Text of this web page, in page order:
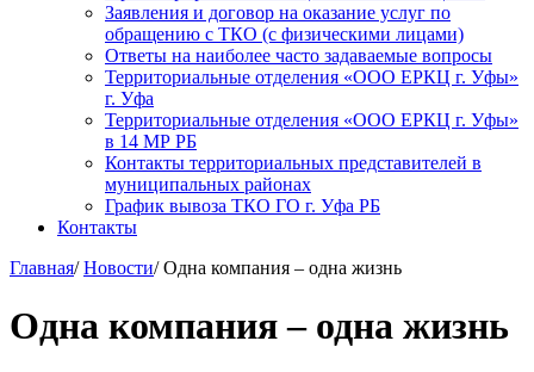
Заявления и договор на оказание услуг по
обращению с ТКО (с физическими лицами)
Ответы на наиболее часто задаваемые вопросы
Территориальные отделения «ООО ЕРКЦ г. Уфы»
г. Уфа
Территориальные отделения «ООО ЕРКЦ г. Уфы»
в 14 МР РБ
Контакты территориальных представителей в
муниципальных районах
График вывоза ТКО ГО г. Уфа РБ
Контакты
Главная/ Новости/ Одна компания – одна жизнь
Одна компания – одна жизнь